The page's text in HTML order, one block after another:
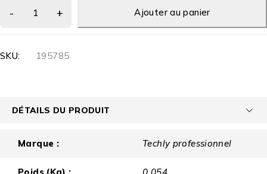
Ajouter au panier
SKU: 195785
DÉTAILS DU PRODUIT
Marque : Techly professionnel